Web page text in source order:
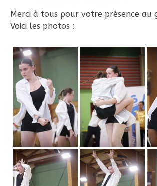
Merci à tous pour votre présence au
Voici les photos :